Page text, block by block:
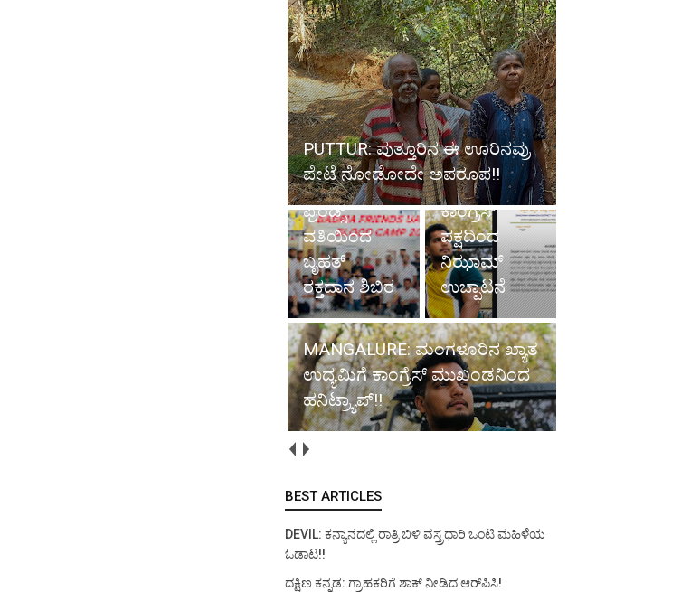
PUTTUR: ಪುತ್ತೂರಿನ ಈ ಊರಿನವ್ರು
ಪೇಟೆ ನೋಡೋದೇ ಅಪರೂಪ!!
ದುಬೈ: ಬದ್ರಿಯಾ
ಫ್ರೆಂಡ್ಸ್
ವತಿಯಿಂದ
ಬೃಹತ್
ರಕ್ತದಾನ ಶಿಬಿರ
MANGALURU:
ಖ್ಯಾತ
ಉದ್ಯಮಿಗೆ
ಹನಿಟ್ರ್ಯಾಪ್;
ಕಾಂಗ್ರೆಸ್
ಪಕ್ಷದಿಂದ
ನಿಝಾಮ್
ಉಚ್ಛಾಟನೆ
MANGALURE: ಮಂಗಳೂರಿನ ಖ್ಯಾತ
ಉದ್ಯಮಿಗೆ ಕಾಂಗ್ರೆಸ್ ಮುಖಂಡನಿಂದ
ಹನಿಟ್ರ್ಯಾಪ್!!
BEST ARTICLES
DEVIL: ಕನ್ಯಾನದಲ್ಲಿ ರಾತ್ರಿ ಬಿಳಿ ವಸ್ತ್ರಧಾರಿ ಒಂಟಿ ಮಹಿಳೆಯ
ಓಡಾಟ!!
ದಕ್ಷಿಣ ಕನ್ನಡ: ಗ್ರಾಹಕರಿಗೆ ಶಾಕ್ ನೀಡಿದ ಆರ್‌ಪಿಸಿ!